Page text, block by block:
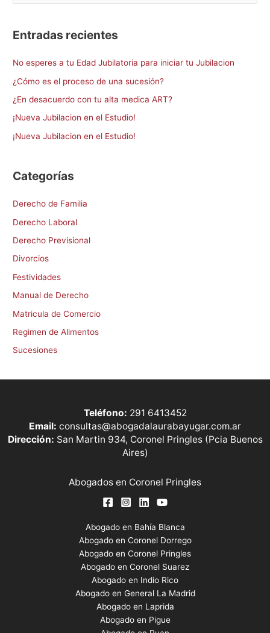
c
p
o
r
:
Entradas recientes
No esperes a tu Edad Jubilatoria para iniciar tu Jubilacion
¿Cómo es el proceso de una sucesión?
¿En desacuerdo con tu alta medica ART?
¡Nueva Jubilacion en el Estudio!
¡Nueva Jubilacion en el Estudio!
Categorías
Derecho de Familia
Derecho Laboral
Derecho Previsional
Divorcios
Festividades
Manual de Derecho
Matricula de Comercio
Regimen de Alimentos
Sucesiones
Teléfono: 291 6413452
Email: consultas@abogadalaurabayugar.com.ar
Dirección: San Martin 934, Coronel Pringles (Pcia Buenos
Aires)
Abogados en Coronel Pringles
Abogado en Bahía Blanca
Abogado en Coronel Dorrego
Abogado en Coronel Pringles
Abogado en Coronel Suarez
Abogado en Indio Rico
Abogado en General La Madrid
Abogado en Laprida
Abogado en Pigue